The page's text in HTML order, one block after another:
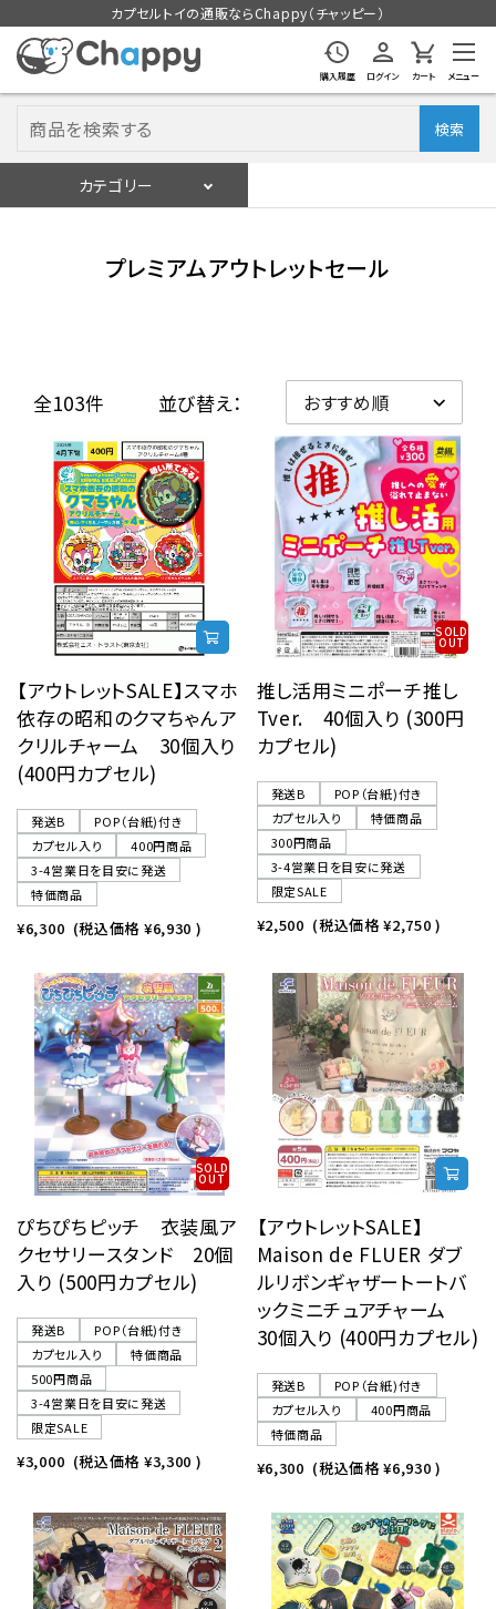
カプセルトイの通販ならChappy（チャッピー）
購入履歴 ログイン カート メニュー
検索
カテゴリー
販促用空カプセル
レンタル
景品・玩具・文具
販促用カプセルトイ
ご利用ガイド
06-6282-7659
プレミアムアウトレットセール
全103件 並び替え：
【アウトレットSALE】スマホ
依存の昭和のクマちゃんア
クリルチャーム 30個入り
(400円カプセル)
発送B
POP（台紙)付き
カプセル入り
400円商品
3-4営業日を目安に発送
特価商品
¥6,300 (税込価格 ¥6,930 )
SOLD
OUT
推し活用ミニポーチ推し
Tver. 40個入り (300円
カプセル)
発送B
POP（台紙)付き
カプセル入り
特価商品
300円商品
3-4営業日を目安に発送
限定SALE
¥2,500 (税込価格¥2,750 )
SOLD
OUT
ぴちぴちピッチ 衣装風ア
クセサリースタンド 20個
入り (500円カプセル)
発送B
POP（台紙)付き
カプセル入り
特価商品
500円商品
3-4営業日を目安に発送
限定SALE
¥3,000 (税込価格 ¥3,300 )
【アウトレットSALE】
Maison de FLUER ダブ
ルリボンギャザートートバ
ックミニチュアチャーム
30個入り (400円カプセル)
発送B
POP（台紙)付き
カプセル入り
400円商品
特価商品
¥6,300 (税込価格¥6,930 )